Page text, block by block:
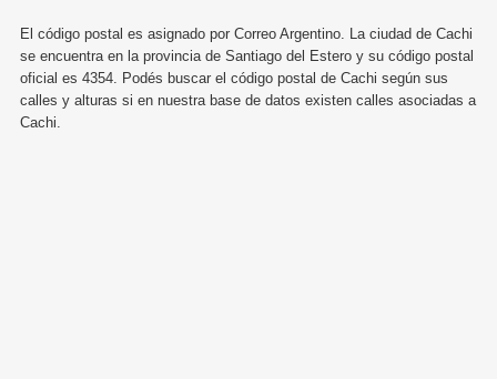
El código postal es asignado por Correo Argentino. La ciudad de Cachi
se encuentra en la provincia de Santiago del Estero y su código postal
oficial es 4354. Podés buscar el código postal de Cachi según sus
calles y alturas si en nuestra base de datos existen calles asociadas a
Cachi.